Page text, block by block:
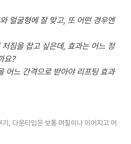
얼굴형에 잘 맞고, 또 어떤 경우엔
짐을 잡고 싶은데, 효과는 어느 정
요?
어느 간격으로 받아야 리프팅 효과
, 다운타임은 보통 며칠이나 이어지고 어